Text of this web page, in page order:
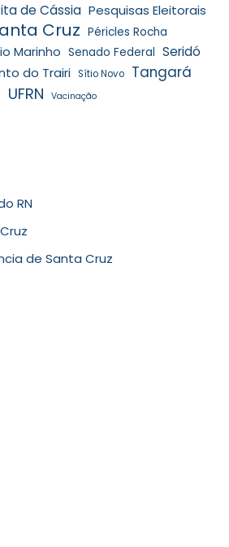
de Cássia Pesquisas Eleitorais
Cruz Péricles Rocha
Marinho Senado Federal Seridó
do Trairi Sítio Novo Tangará
UFRN Vacinação
RN
de Santa Cruz